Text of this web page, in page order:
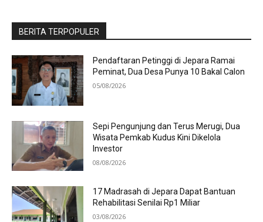
BERITA TERPOPULER
Pendaftaran Petinggi di Jepara Ramai
Peminat, Dua Desa Punya 10 Bakal Calon
05/08/2026
Sepi Pengunjung dan Terus Merugi, Dua
Wisata Pemkab Kudus Kini Dikelola
Investor
08/08/2026
17 Madrasah di Jepara Dapat Bantuan
Rehabilitasi Senilai Rp1 Miliar
03/08/2026